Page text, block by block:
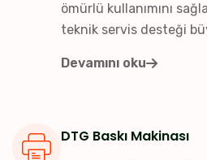
ömürlü kullanımını
teknik servis desteği
Devamını oku
DTG Baskı Makinası